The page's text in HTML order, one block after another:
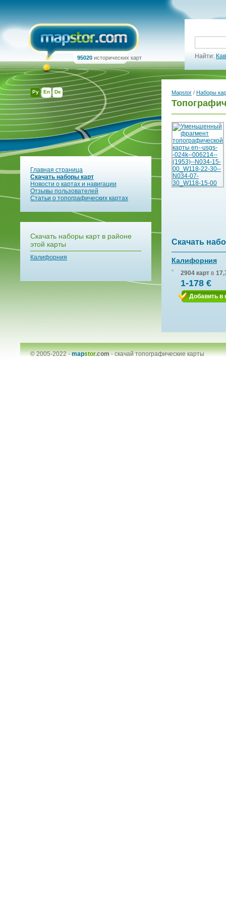
Ру En De
95020 исторических карт Найти:
Главная страница
Скачать наборы карт
Новости о картах и навигации
Отзывы пользователей
Статьи о топографических картах
Скачать наборы карт в районе
этой карты
Калифорния
Mapstor / Наборы
Скачать
Калифорния
2904 карт в
1-178 €
Добавить в
© 2005-2022 -mapstor.com-скачай топографические карты